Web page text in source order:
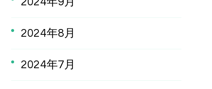
2024年8月
2024年7月